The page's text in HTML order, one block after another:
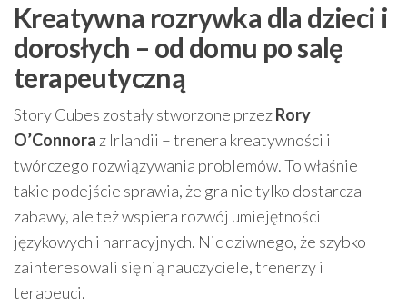
Kreatywna rozrywka dla dzieci i
dorosłych – od domu po salę
terapeutyczną
Story Cubes zostały stworzone przezRory
O’Connora z Irlandii – trenera kreatywności i
twórczego rozwiązywania problemów. To właśnie
takie podejście sprawia, że gra nie tylko dostarcza
zabawy, ale też wspiera rozwój umiejętności
językowych i narracyjnych. Nic dziwnego, że szybko
zainteresowali się nią nauczyciele, trenerzy i
terapeuci.